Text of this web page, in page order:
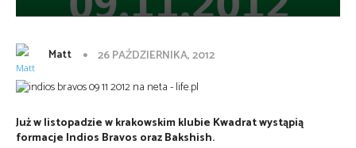
Matt 26 PAŹDZIERNIKA, 2012
Już w listopadzie w krakowskim klubie Kwadrat wystąpią
formacje Indios Bravos oraz Bakshish.